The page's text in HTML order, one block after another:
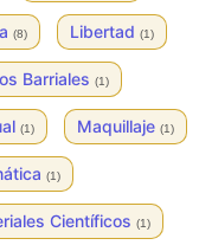
(8) Libertad (1)
Barriales (1)
(1) Maquillaje (1)
(1)
Científicos (1)